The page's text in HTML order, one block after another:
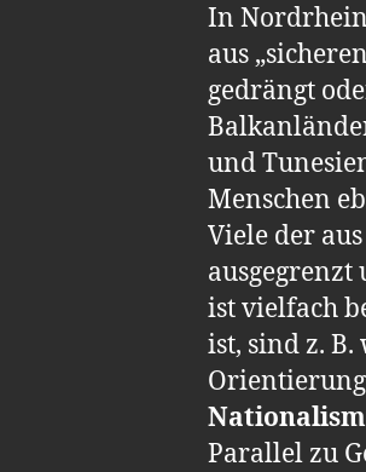
In
aus
gedrängt
und
Menschen
Viele der
ist vielfach
ist, sind z.
Parallel zu